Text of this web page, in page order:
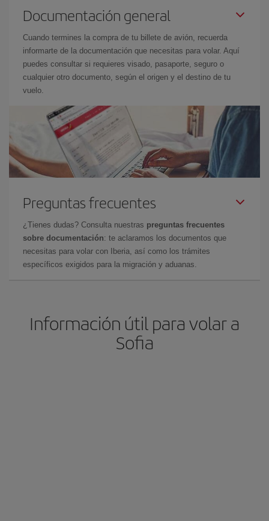
Documentación general
Cuando termines la compra de tu billete de avión, recuerda
informarte de la documentación que necesitas para volar. Aquí
puedes consultar si requieres visado, pasaporte, seguro o
cualquier otro documento, según el origen y el destino de tu
vuelo.
Preguntas frecuentes
¿Tienes dudas? Consulta nuestras preguntas frecuentes
sobre documentación: te aclaramos los documentos que
necesitas para volar con Iberia, así como los trámites
específicos exigidos para la migración y aduanas.
Información útil para volar a
Sofia